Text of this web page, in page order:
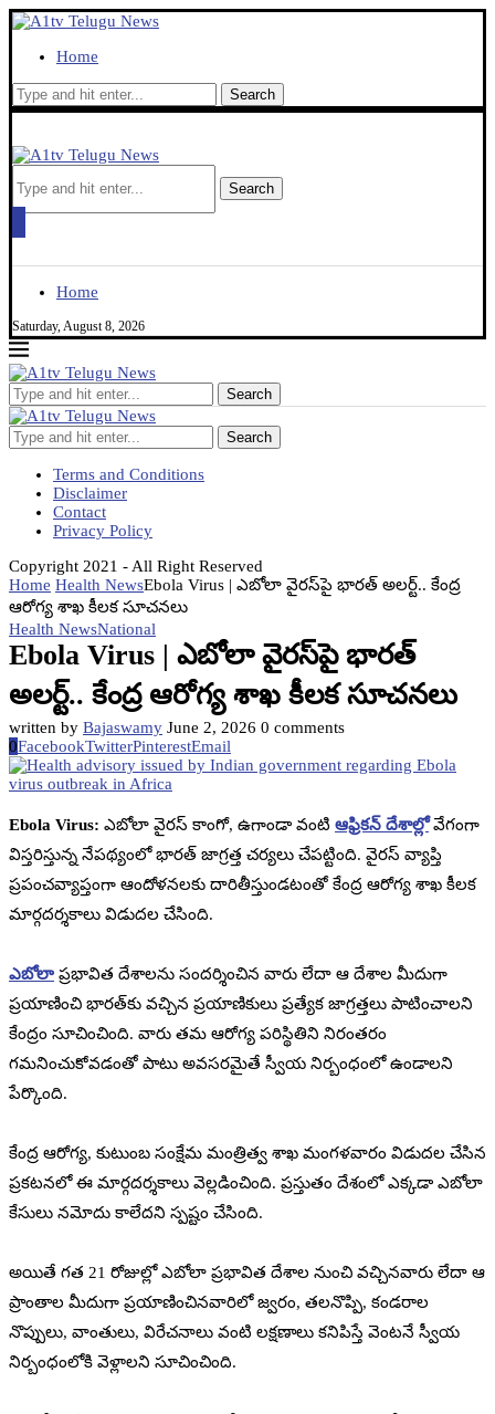
Home
Search
Search
Home
Saturday, August 8, 2026
Search
Search
Terms and Conditions
Disclaimer
Contact
Privacy Policy
Copyright 2021 - All Right Reserved
Home Health NewsEbola Virus | ఎబోలా వైరస్‌పై భారత్ అలర్ట్.. కేంద్ర
ఆరోగ్య శాఖ కీలక సూచనలు
Health NewsNational
Ebola Virus | ఎబోలా వైరస్‌పై భారత్
అలర్ట్.. కేంద్ర ఆరోగ్య శాఖ కీలక సూచనలు
written by Bajaswamy June 2, 2026 0 comments
0FacebookTwitterPinterestEmail
Ebola Virus: ఎబోలా వైరస్ కాంగో, ఉగాండా వంటి ఆఫ్రికన్ దేశాల్లోవేగంగా
విస్తరిస్తున్న నేపథ్యంలో భారత్ జాగ్రత్త చర్యలు చేపట్టింది. వైరస్ వ్యాప్తి
ప్రపంచవ్యాప్తంగా ఆందోళనలకు దారితీస్తుండటంతో కేంద్ర ఆరోగ్య శాఖ కీలక
మార్గదర్శకాలు విడుదల చేసింది.
ఎబోలా ప్రభావిత దేశాలను సందర్శించిన వారు లేదా ఆ దేశాల మీదుగా
ప్రయాణించి భారత్‌కు వచ్చిన ప్రయాణికులు ప్రత్యేక జాగ్రత్తలు పాటించాలని
కేంద్రం సూచించింది. వారు తమ ఆరోగ్య పరిస్థితిని నిరంతరం
గమనించుకోవడంతో పాటు అవసరమైతే స్వీయ నిర్బంధంలో ఉండాలని
పేర్కొంది.
కేంద్ర ఆరోగ్య, కుటుంబ సంక్షేమ మంత్రిత్వ శాఖ మంగళవారం విడుదల చేసిన
ప్రకటనలో ఈ మార్గదర్శకాలు వెల్లడించింది. ప్రస్తుతం దేశంలో ఎక్కడా ఎబోలా
కేసులు నమోదు కాలేదని స్పష్టం చేసింది.
అయితే గత 21 రోజుల్లో ఎబోలా ప్రభావిత దేశాల నుంచి వచ్చినవారు లేదా ఆ
ప్రాంతాల మీదుగా ప్రయాణించినవారిలో జ్వరం, తలనొప్పి, కండరాల
నొప్పులు, వాంతులు, విరేచనాలు వంటి లక్షణాలు కనిపిస్తే వెంటనే స్వీయ
నిర్బంధంలోకి వెళ్లాలని సూచించింది.